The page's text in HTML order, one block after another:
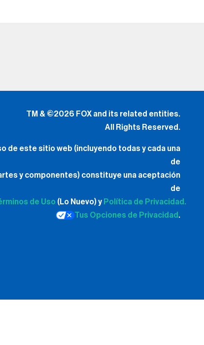
TM & ©2026 FOX and its related entities.
All Rights Reserved.
de este sitio web (incluyendo todas y cada una
de
y componentes) constituye una aceptación
de
de Uso (Lo Nuevo) y Política de Privacidad.
Tus Opciones de Privacidad .